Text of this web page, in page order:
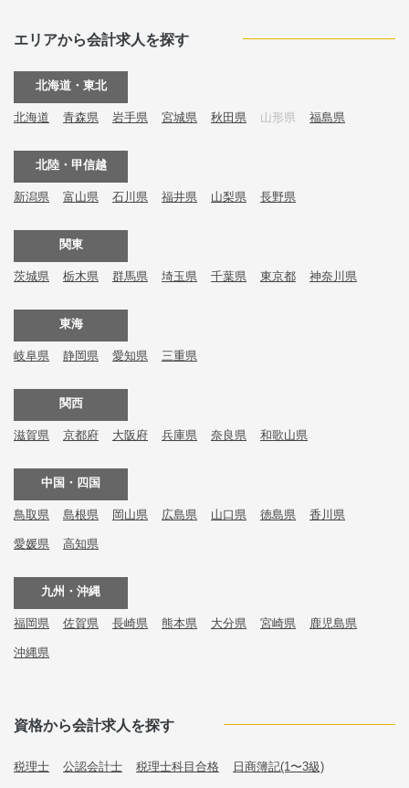
エリアから会計求人を探す
北海道・東北
北海道 青森県 岩手県 宮城県 秋田県 山形県 福島県
北陸・甲信越
新潟県 富山県 石川県 福井県 山梨県 長野県
関東
茨城県 栃木県 群馬県 埼玉県 千葉県 東京都 神奈川県
東海
岐阜県 静岡県 愛知県 三重県
関西
滋賀県 京都府 大阪府 兵庫県 奈良県 和歌山県
中国・四国
鳥取県 島根県 岡山県 広島県 山口県 徳島県 香川県
愛媛県 高知県
九州・沖縄
福岡県 佐賀県 長崎県 熊本県 大分県 宮崎県 鹿児島県
沖縄県
資格から会計求人を探す
税理士 公認会計士 税理士科目合格 日商簿記(1〜3級)